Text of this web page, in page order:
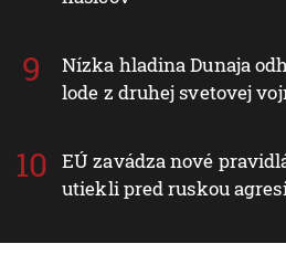
Nízka hladina Dunaja
lode z druhej svetovej
EÚ zavádza nové
utiekli pred ruskou